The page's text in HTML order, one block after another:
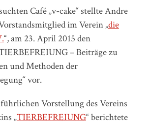
Café „v-cake“ stellte Andre
im Verein „die
“, am 23. April 2015 den
– Beiträge zu
und Methoden der
vor.
Vorstellung des Vereins
„TIERBEFREIUNG“ berichtete